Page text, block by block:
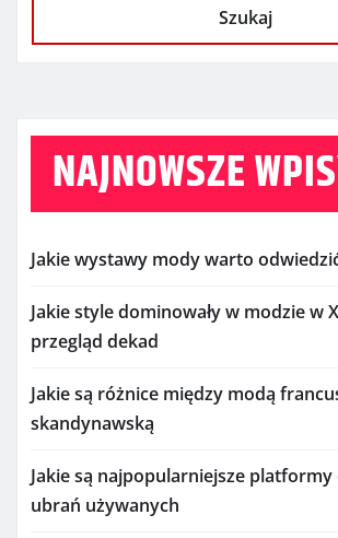
Szukaj
NAJNOWSZE
Jakie wystawy mody warto
Jakie style dominowały w modzie w
przegląd dekad
Jakie są różnice między modą
skandynawską
Jakie są najpopularniejsze
ubrań używanych